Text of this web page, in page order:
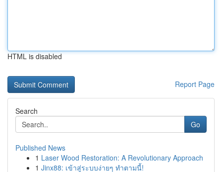
HTML is disabled
Report Page
Search
Go
Published News
1 Laser Wood Restoration: A Revolutionary Approach
1 Jinx88: เข้าสู่ระบบง่ายๆ ทำตามนี้!